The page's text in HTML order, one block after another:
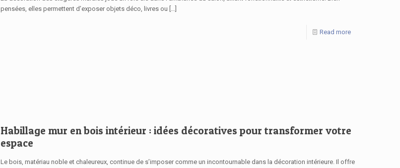
pensées, elles permettent d’exposer objets déco, livres ou
Read more
Habillage mur en bois intérieur : idées décoratives pour transformer votre
espace
Le bois, matériau noble et chaleureux, continue de s’imposer comme un incontournable dans la décoration intérieure. Il offre